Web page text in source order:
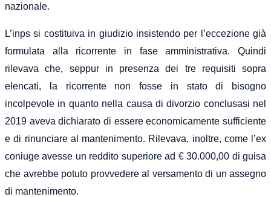
nazionale.
L’inps si costituiva in giudizio insistendo per l’eccezione già
formulata alla ricorrente in fase amministrativa. Quindi
rilevava che, seppur in presenza dei tre requisiti sopra
elencati, la ricorrente non fosse in stato di bisogno
incolpevole in quanto nella causa di divorzio conclusasi nel
2019 aveva dichiarato di essere economicamente sufficiente
e di rinunciare al mantenimento. Rilevava, inoltre, come l’ex
coniuge avesse un reddito superiore ad € 30.000,00 di guisa
che avrebbe potuto provvedere al versamento di un assegno
di mantenimento.